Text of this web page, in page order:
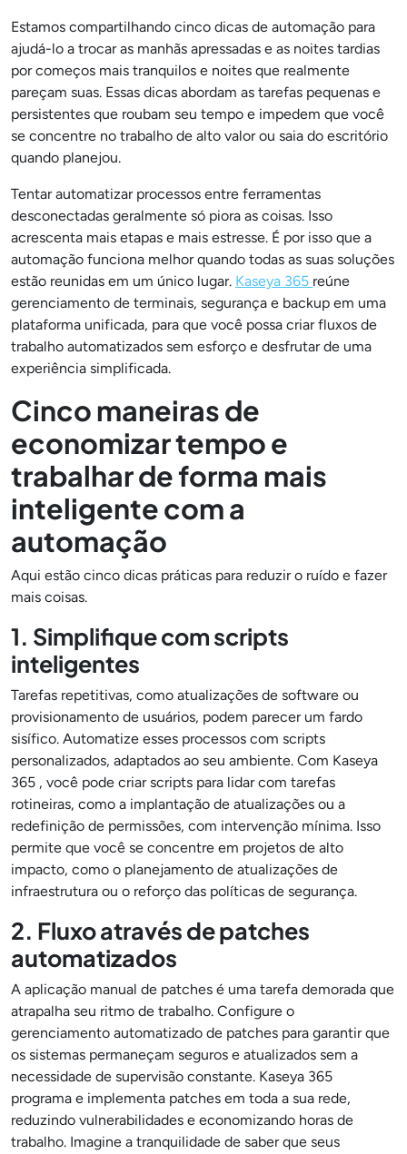
Estamos compartilhando cinco dicas de automação para
ajudá-lo a trocar as manhãs apressadas e as noites tardias
por começos mais tranquilos e noites que realmente
pareçam suas. Essas dicas abordam as tarefas pequenas e
persistentes que roubam seu tempo e impedem que você
se concentre no trabalho de alto valor ou saia do escritório
quando planejou.
Tentar automatizar processos entre ferramentas
desconectadas geralmente só piora as coisas. Isso
acrescenta mais etapas e mais estresse. É por isso que a
automação funciona melhor quando todas as suas soluções
estão reunidas em um único lugar. Kaseya 365 reúne
gerenciamento de terminais, segurança e backup em uma
plataforma unificada, para que você possa criar fluxos de
trabalho automatizados sem esforço e desfrutar de uma
experiência simplificada.
Cinco maneiras de
economizar tempo e
trabalhar de forma mais
inteligente com a
automação
Aqui estão cinco dicas práticas para reduzir o ruído e fazer
mais coisas.
1. Simplifique com scripts
inteligentes
Tarefas repetitivas, como atualizações de software ou
provisionamento de usuários, podem parecer um fardo
sisífico. Automatize esses processos com scripts
personalizados, adaptados ao seu ambiente. Com Kaseya
365 , você pode criar scripts para lidar com tarefas
rotineiras, como a implantação de atualizações ou a
redefinição de permissões, com intervenção mínima. Isso
permite que você se concentre em projetos de alto
impacto, como o planejamento de atualizações de
infraestrutura ou o reforço das políticas de segurança.
2. Fluxo através de patches
automatizados
A aplicação manual de patches é uma tarefa demorada que
atrapalha seu ritmo de trabalho. Configure o
gerenciamento automatizado de patches para garantir que
os sistemas permaneçam seguros e atualizados sem a
necessidade de supervisão constante. Kaseya 365
programa e implementa patches em toda a sua rede,
reduzindo vulnerabilidades e economizando horas de
trabalho. Imagine a tranquilidade de saber que seus